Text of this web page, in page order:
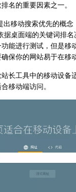
名的重要因素之一。
出移动搜索优先的概
据桌面端的关键词排
能进行测试，但是移
保你的网站易于在移
长工具中的移动设备
移动端访问。